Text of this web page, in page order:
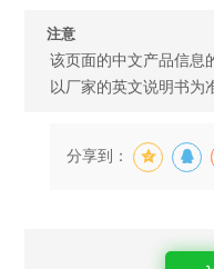
注意
该页面的中文产品信息
以厂家的英文说明书为
分享到：